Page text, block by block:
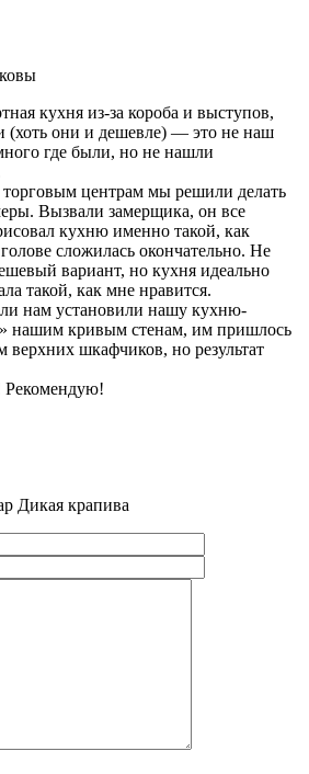
кухня из-за короба и выступов,
(хоть они и дешевле) — это не наш
где были, но не нашли
центрам мы решили делать
Вызвали замерщика, он все
кухню именно такой, как
сложилась окончательно. Не
вариант, но кухня идеально
такой, как мне нравится.
нам установили нашу кухню-
нашим кривым стенам, им пришлось
верхних шкафчиков, но результат
Рекомендую!
Дикая крапива